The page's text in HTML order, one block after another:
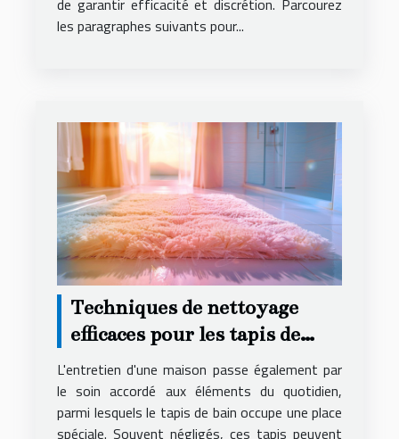
de garantir efficacité et discrétion. Parcourez
les paragraphes suivants pour...
Techniques de nettoyage
efficaces pour les tapis de
bain
L'entretien d'une maison passe également par
le soin accordé aux éléments du quotidien,
parmi lesquels le tapis de bain occupe une place
spéciale. Souvent négligés, ces tapis peuvent